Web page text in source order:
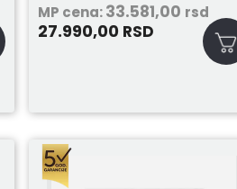
MP cena:33.581,00 rsd
27.990,00 RSD